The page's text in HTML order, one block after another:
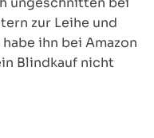
zur Leihe und
ihn bei Amazon
Blindkauf nicht